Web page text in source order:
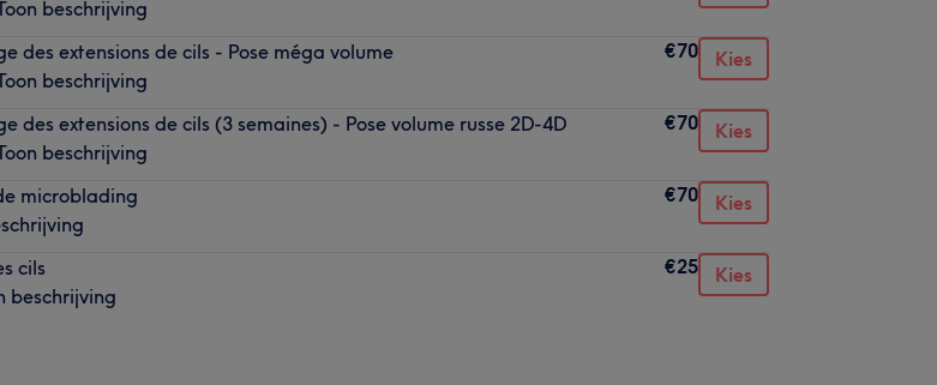
beschrijving
des extensions de cils - Pose méga volume
beschrijving
€70 Kies
des extensions de cils (3 semaines) - Pose volume russe 2D-4D
beschrijving
€70 Kies
microblading
€70 Kies
cils
beschrijving
€25 Kies